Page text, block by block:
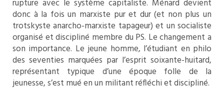
rupture avec le système capitaliste. Ménard devient
donc à la fois un marxiste pur et dur (et non plus un
trotskyste anarcho-marxiste tapageur) et un socialiste
organisé et discipliné membre du PS. Le changement a
son importance. Le jeune homme, l’étudiant en philo
des seventies marquées par l’esprit soixante-huitard,
représentant typique d’une époque folle de la
jeunesse, s’est mué en un militant réfléchi et discipliné.